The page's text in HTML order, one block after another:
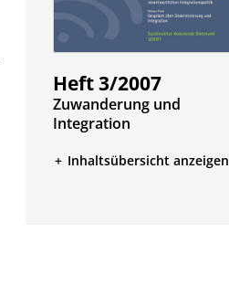
Heft 3/2007
:
Zuwanderung und
Integration
Inhaltsübersicht anzeigen